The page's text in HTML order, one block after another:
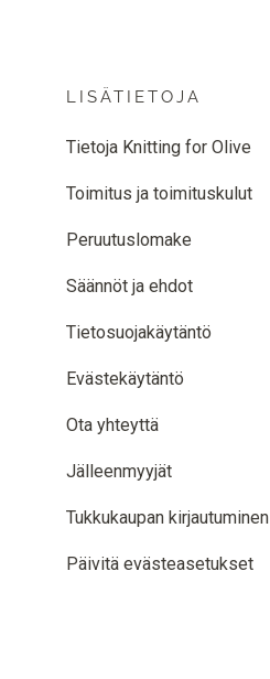
LISÄTIETOJA
Tietoja Knitting for Olive
Toimitus ja toimituskulut
Peruutuslomake
Säännöt ja ehdot
Tietosuojakäytäntö
Evästekäytäntö
Ota yhteyttä
Jälleenmyyjät
Tukkukaupan kirjautuminen
Päivitä evästeasetukset